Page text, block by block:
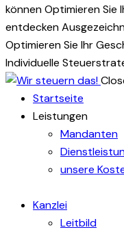
könnenOptimieren Sie
entdecken
Optimieren Sie Ihr
Individuelle
Startseite
Leistungen
Mandanten
unsere
Kanzlei
Leitbild